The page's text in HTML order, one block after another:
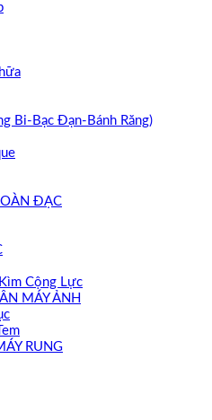
Bi-Bạc Đạn-Bánh Răng)
ĐẠC
Cộng Lực
MÁY ẢNH
RUNG